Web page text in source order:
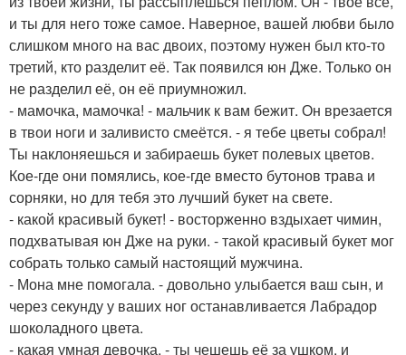
и ты для него тоже самое. Наверное, вашей любви было
слишком много на вас двоих, поэтому нужен был кто-то
третий, кто разделит её. Так появился юн Дже. Только он
не разделил её, он её приумножил.
- мамочка, мамочка! - мальчик к вам бежит. Он врезается
в твои ноги и заливисто смеётся. - я тебе цветы собрал!
Ты наклоняешься и забираешь букет полевых цветов.
Кое-где они помялись, кое-где вместо бутонов трава и
сорняки, но для тебя это лучший букет на свете.
- какой красивый букет! - восторженно вздыхает чимин,
подхватывая юн Дже на руки. - такой красивый букет мог
собрать только самый настоящий мужчина.
- Мона мне помогала. - довольно улыбается ваш сын, и
через секунду у ваших ног останавливается Лабрадор
шоколадного цвета.
- какая умная девочка. - ты чешешь её за ушком, и